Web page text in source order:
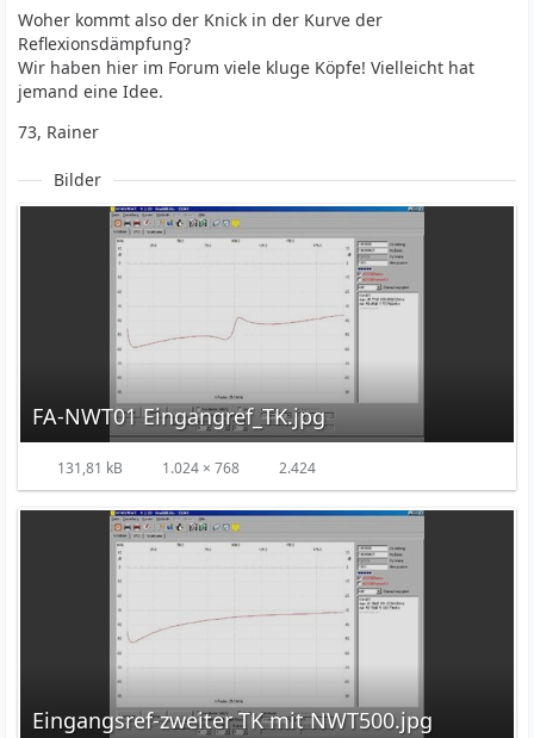
Woher kommt also der Knick in der Kurve der
Reflexionsdämpfung?
Wir haben hier im Forum viele kluge Köpfe! Vielleicht hat
jemand eine Idee.
73, Rainer
Bilder
FA-NWT01 Eingangref_TK.jpg
131,81 kB 1.024 × 768 2.424
Eingangsref-zweiter TK mit NWT500.jpg